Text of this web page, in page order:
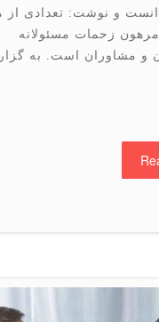
نوشت: تعدادی از موفقیت
مسئولانه
است. به گزارش مدل